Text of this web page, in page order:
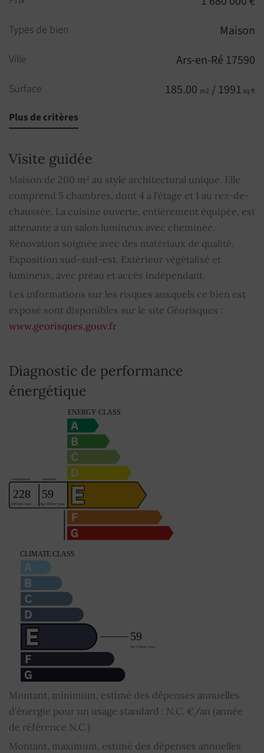
Types de bien Maison
Ville Ars-en-Ré 17590
Surface 185.00 m2 / 1991 sq ft
Pièces
Salle de bains
Salles de douche 2
Étages
Toilettes
Bien soumis au régime de la copropriété NON
Montant moyen de la quote-part de charges
Plus de critères
Visite guidée
Maison de 200 m² au style architectural unique. Elle
comprend 5 chambres, dont 4 à l'étage et 1 au rez-de-
chaussée. La cuisine ouverte, entièrement équipée, est
attenante à un salon lumineux avec cheminée.
Rénovation soignée avec des matériaux de qualité.
Exposition sud-sud-est. Extérieur végétalisé et
lumineux, avec préau et accès indépendant.
Les informations sur les risques auxquels ce bien est
exposé sont disponibles sur le site Géorisques :
www.georisques.gouv.fr
Diagnostic de performance
énergétique
Montant, minimum, estimé des dépenses annuelles
d’énergie pour un usage standard : N.C. €/an (année
de référence N.C.)
Montant, maximum, estimé des dépenses annuelles